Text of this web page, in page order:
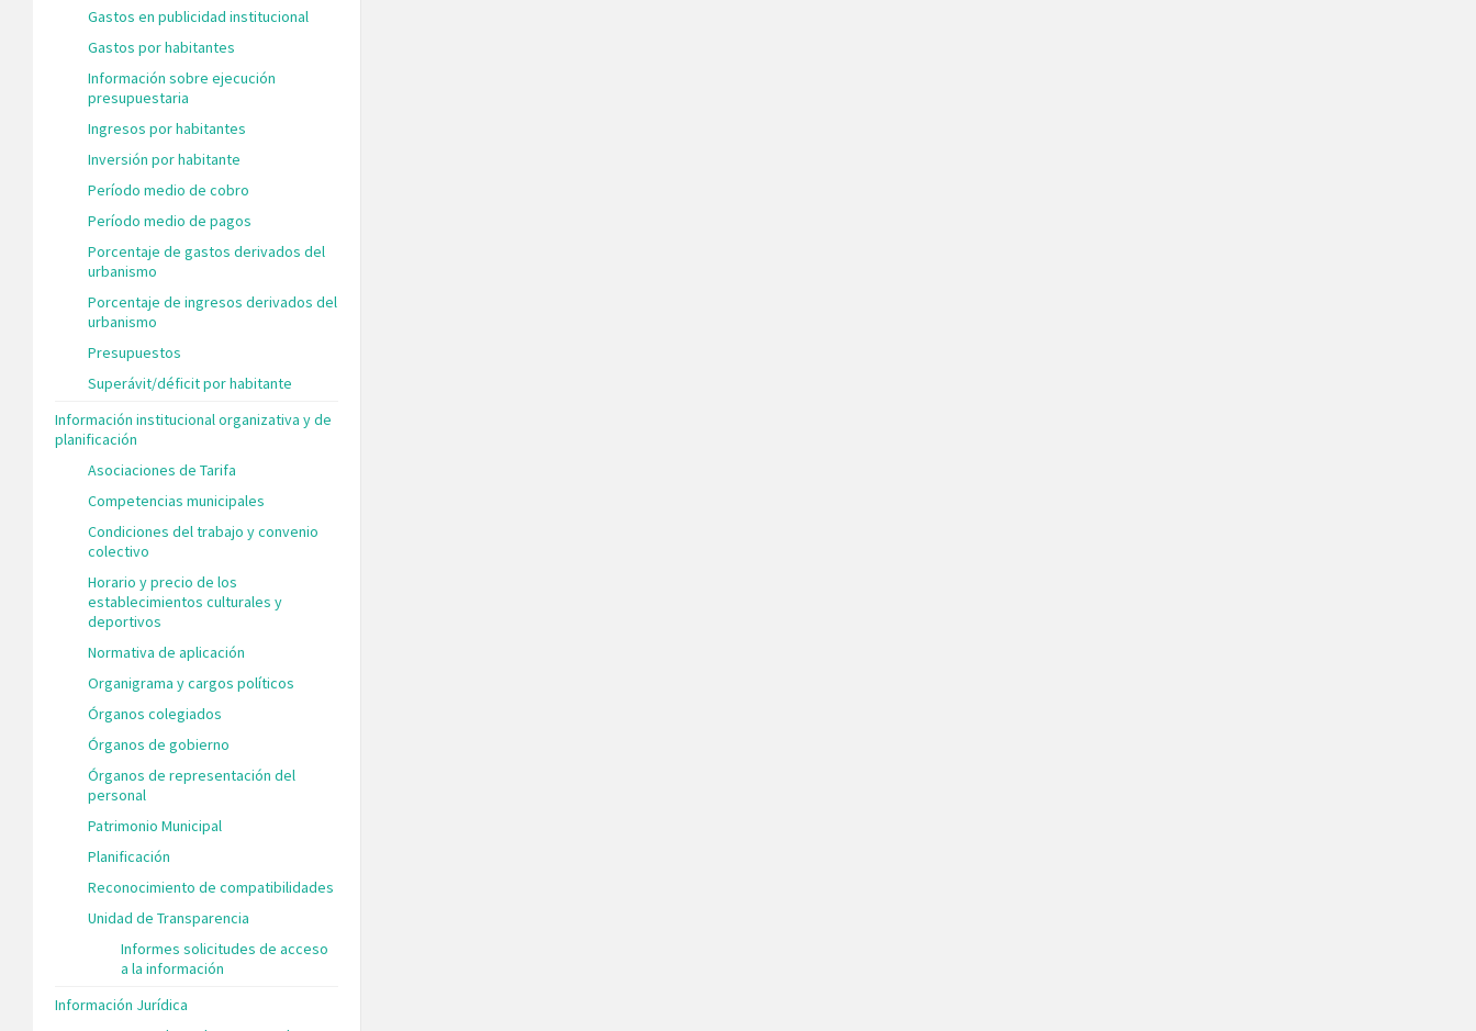
Gastos en publicidad institucional
Gastos por habitantes
Información sobre ejecución
presupuestaria
Ingresos por habitantes
Inversión por habitante
Período medio de cobro
Período medio de pagos
Porcentaje de gastos derivados del
urbanismo
Porcentaje de ingresos derivados del
urbanismo
Presupuestos
Superávit/déficit por habitante
Información institucional organizativa y de
planificación
Asociaciones de Tarifa
Competencias municipales
Condiciones del trabajo y convenio
colectivo
Horario y precio de los
establecimientos culturales y
deportivos
Normativa de aplicación
Organigrama y cargos políticos
Órganos colegiados
Órganos de gobierno
Órganos de representación del
personal
Patrimonio Municipal
Planificación
Reconocimiento de compatibilidades
Unidad de Transparencia
Informes solicitudes de acceso
a la información
Información Jurídica